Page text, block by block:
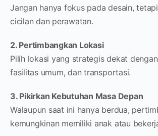
Jangan hanya fokus pada desain,
cicilan dan perawatan.
2. Pertimbangkan Lokasi
Pilih lokasi yang strategis dekat
fasilitas umum, dan transportasi.
3. Pikirkan Kebutuhan Masa Depan
Walaupun saat ini hanya berdua,
kemungkinan memiliki anak atau